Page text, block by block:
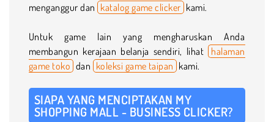
menganggur dan katalog game clicker kami.
Untuk game lain yang mengharuskan Anda
membangun kerajaan belanja sendiri, lihat halaman
game toko dan koleksi game taipan kami.
SIAPA YANG MENCIPTAKAN MY
SHOPPING MALL - BUSINESS CLICKER?